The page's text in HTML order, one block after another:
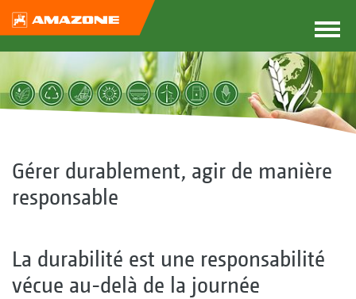
Gérer durablement, agir de manière
responsable
La durabilité est une responsabilité
vécue au-delà de la journée